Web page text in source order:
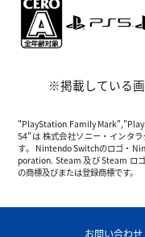
※掲載している画
"PlayStation Family
S4"は 株式会社ソニー・インタ
す。 Nintendo Switchのロゴ・
poration. Steam 及び Steam ロ
の商標及びまたは登録商標です。
お問い合わせ